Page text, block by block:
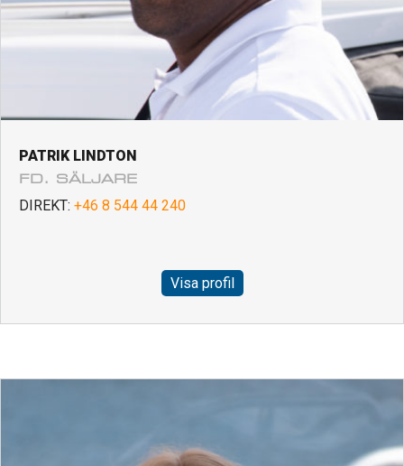
PATRIK LINDTON
FD. SÄLJARE
DIREKT: +46 8 544 44 240
Visa profil